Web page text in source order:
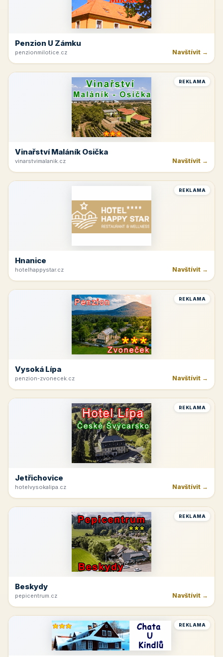
Penzion U Zámku
penzionmilotice.cz Navštívit →
REKLAMA
Vinařství Maláník Osička
vinarstvimalanik.cz Navštívit →
REKLAMA
Hnanice
hotelhappystar.cz Navštívit →
REKLAMA
Vysoká Lípa
penzion-zvonecek.cz Navštívit →
REKLAMA
Jetřichovice
hotelvysokalipa.cz Navštívit →
REKLAMA
Beskydy
pepicentrum.cz Navštívit →
REKLAMA